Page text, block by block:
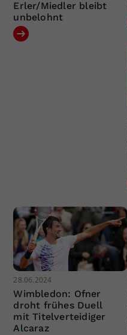
Erler/Miedler bleibt
unbelohnt
28.06.2024
Wimbledon: Ofner
droht frühes Duell
mit Titelverteidiger
Alcaraz